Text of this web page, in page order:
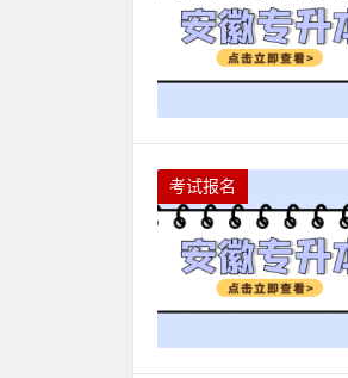
考试报名